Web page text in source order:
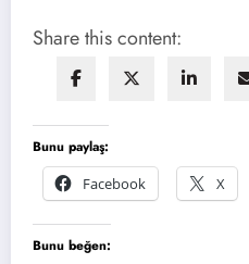
Share this content:
Bunu paylaş:
Facebook
X
Bunu beğen: